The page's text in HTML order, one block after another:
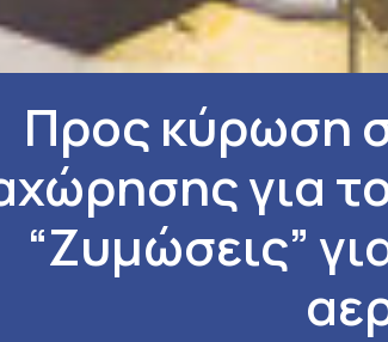
Προς κύρωση
για
“Ζυμώσεις”